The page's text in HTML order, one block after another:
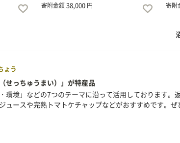
寄附金額38,000 円 寄附
ょう
せっちゅうまい）」が特産品
環境」などの7つのテーマに沿って活用しております。
ュースや完熟トマトケチャップなどがおすすめです。